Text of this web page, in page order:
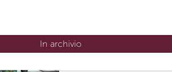
In archivio